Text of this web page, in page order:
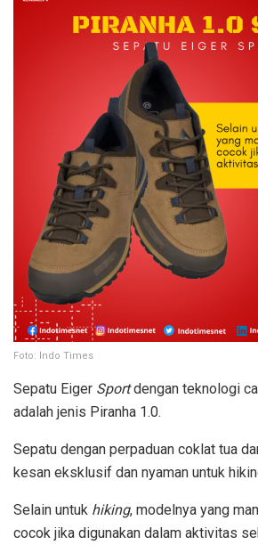
Foto: Indo Times
Sepatu Eiger Sportdengan teknologi
adalah jenis Piranha 1.0.
Sepatu dengan perpaduan coklat tua
kesan eksklusif dan nyaman untuk
Selain untuk hiking, modelnya yang
cocok jika digunakan dalam aktivitas